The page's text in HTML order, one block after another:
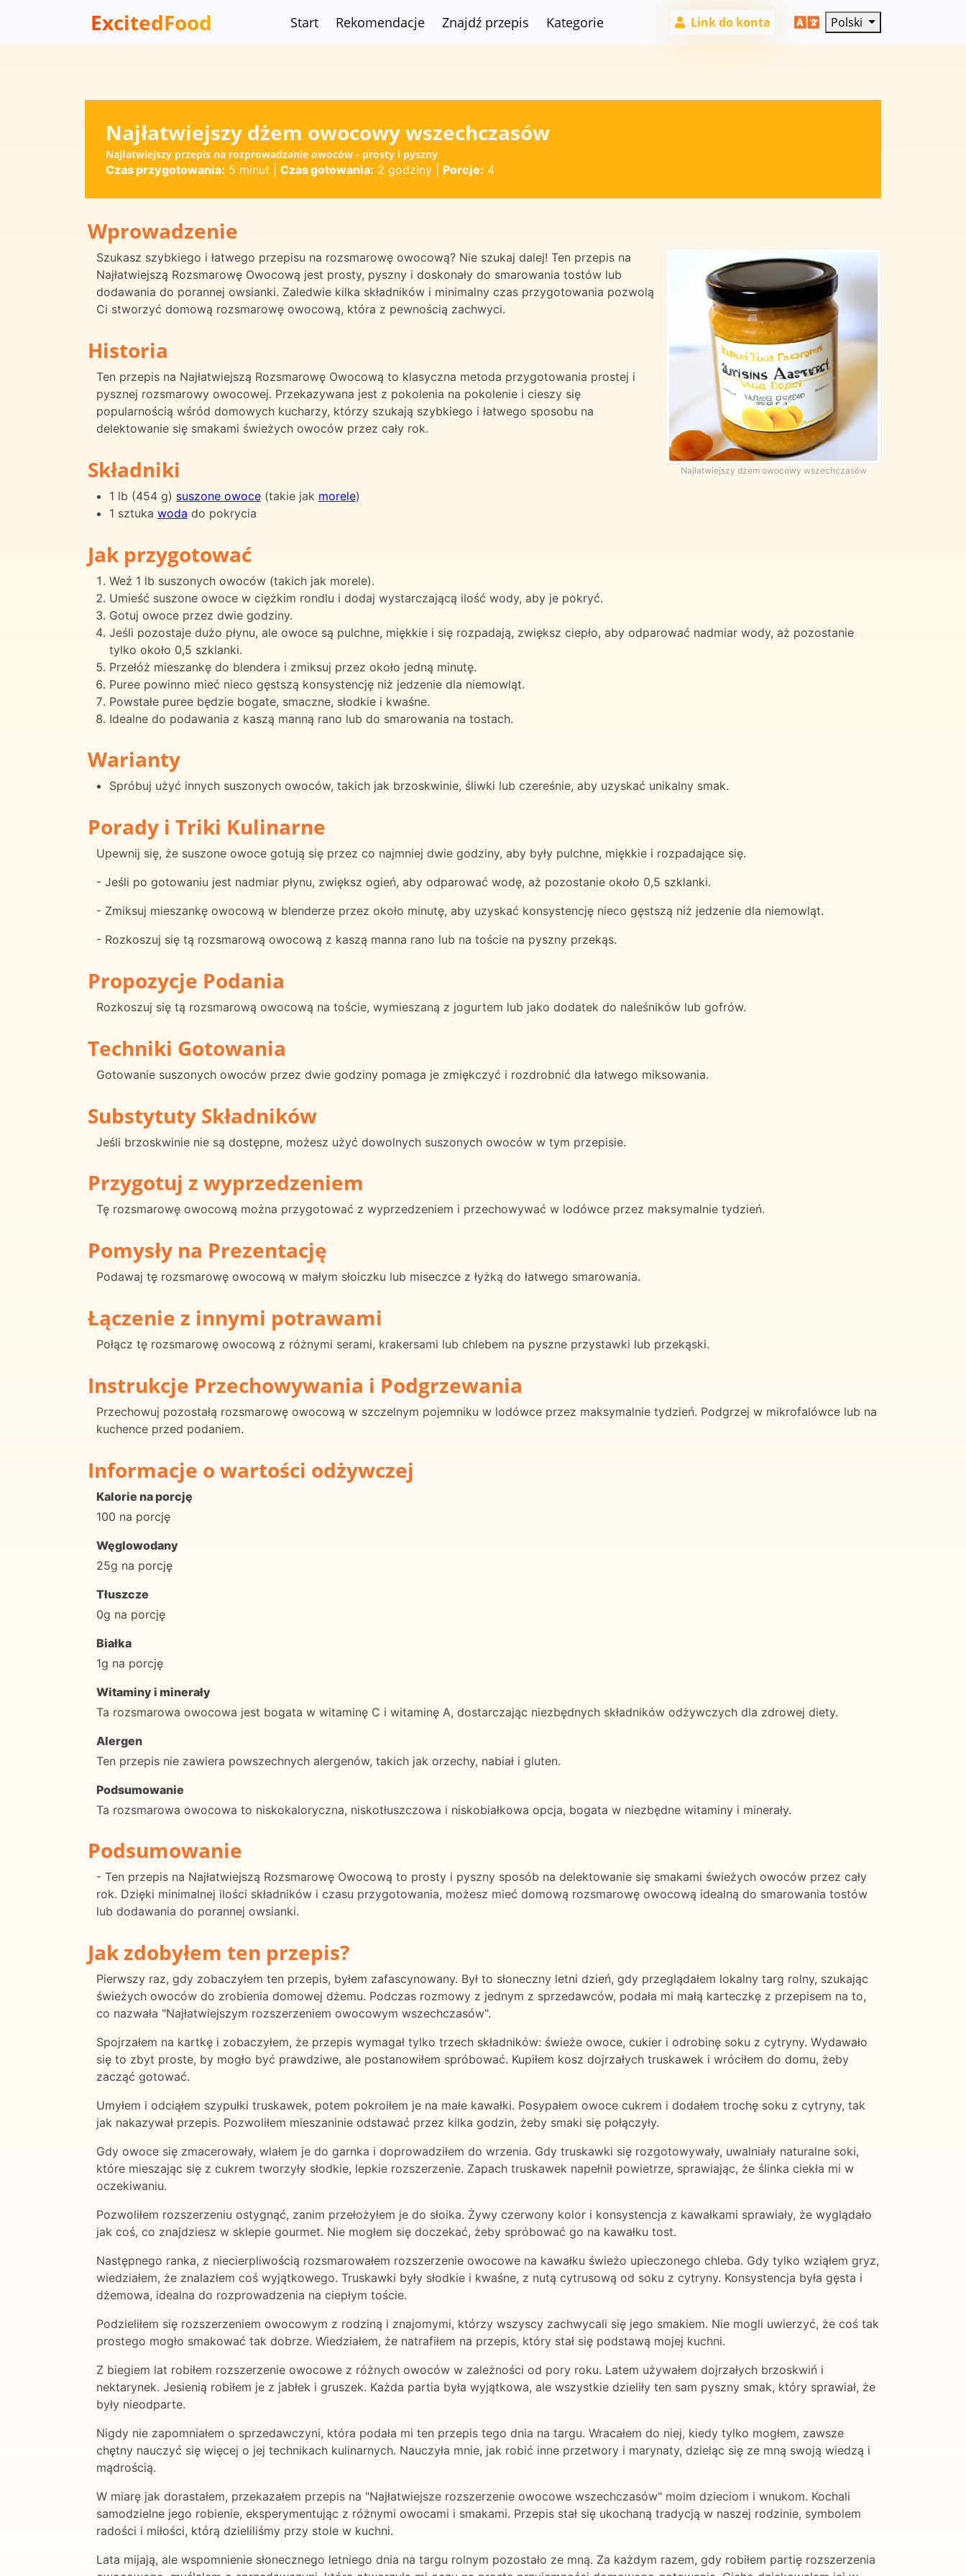
ExcitedFood Start Rekomendacje Znajdź przepis Kategorie Link do konta Polski
Najłatwiejszy dżem owocowy wszechczasów
Najłatwiejszy przepis na rozprowadzanie owoców - prosty i pyszny
Czas przygotowania: 5 minut Czas gotowania: 2 godziny| Porcje: 4
Wprowadzenie
Najłatwiejszy dżem owocowy wszechczasów
Szukasz szybkiego i łatwego przepisu na rozsmarowę owocową? Nie szukaj dalej! Ten przepis na
Najłatwiejszą Rozsmarowę Owocową jest prosty, pyszny i doskonały do smarowania tostów lub
dodawania do porannej owsianki. Zaledwie kilka składników i minimalny czas przygotowania pozwolą
Ci stworzyć domową rozsmarowę owocową, która z pewnością zachwyci.
Historia
Ten przepis na Najłatwiejszą Rozsmarowę Owocową to klasyczna metoda przygotowania prostej i
pysznej rozsmarowy owocowej. Przekazywana jest z pokolenia na pokolenie i cieszy się
popularnością wśród domowych kucharzy, którzy szukają szybkiego i łatwego sposobu na
delektowanie się smakami świeżych owoców przez cały rok.
Składniki
1 lb (454 g) suszone owoce(takie jak morele)
1 sztuka woda do pokrycia
Jak przygotować
Weź 1 lb suszonych owoców (takich jak morele).
Umieść suszone owoce w ciężkim rondlu i dodaj wystarczającą ilość wody, aby je pokryć.
Gotuj owoce przez dwie godziny.
Jeśli pozostaje dużo płynu, ale owoce są pulchne, miękkie i się rozpadają, zwiększ ciepło, aby odparować nadmiar wody, aż pozostanie
tylko około 0,5 szklanki.
Przełóż mieszankę do blendera i zmiksuj przez około jedną minutę.
Puree powinno mieć nieco gęstszą konsystencję niż jedzenie dla niemowląt.
Powstałe puree będzie bogate, smaczne, słodkie i kwaśne.
Idealne do podawania z kaszą manną rano lub do smarowania na tostach.
Warianty
Spróbuj użyć innych suszonych owoców, takich jak brzoskwinie, śliwki lub czereśnie, aby uzyskać unikalny smak.
Porady i Triki Kulinarne
Upewnij się, że suszone owoce gotują się przez co najmniej dwie godziny, aby były pulchne, miękkie i rozpadające się.
- Jeśli po gotowaniu jest nadmiar płynu, zwiększ ogień, aby odparować wodę, aż pozostanie około 0,5 szklanki.
- Zmiksuj mieszankę owocową w blenderze przez około minutę, aby uzyskać konsystencję nieco gęstszą niż jedzenie dla niemowląt.
- Rozkoszuj się tą rozsmarową owocową z kaszą manna rano lub na toście na pyszny przekąs.
Propozycje Podania
Rozkoszuj się tą rozsmarową owocową na toście, wymieszaną z jogurtem lub jako dodatek do naleśników lub gofrów.
Techniki Gotowania
Gotowanie suszonych owoców przez dwie godziny pomaga je zmiękczyć i rozdrobnić dla łatwego miksowania.
Substytuty Składników
Jeśli brzoskwinie nie są dostępne, możesz użyć dowolnych suszonych owoców w tym przepisie.
Przygotuj z wyprzedzeniem
Tę rozsmarowę owocową można przygotować z wyprzedzeniem i przechowywać w lodówce przez maksymalnie tydzień.
Pomysły na Prezentację
Podawaj tę rozsmarowę owocową w małym słoiczku lub miseczce z łyżką do łatwego smarowania.
Łączenie z innymi potrawami
Połącz tę rozsmarowę owocową z różnymi serami, krakersami lub chlebem na pyszne przystawki lub przekąski.
Instrukcje Przechowywania i Podgrzewania
Przechowuj pozostałą rozsmarowę owocową w szczelnym pojemniku w lodówce przez maksymalnie tydzień. Podgrzej w mikrofalówce lub na
kuchence przed podaniem.
Informacje o wartości odżywczej
Kalorie na porcję
100 na porcję
Węglowodany
25g na porcję
Tłuszcze
0g na porcję
Białka
1g na porcję
Witaminy i minerały
Ta rozsmarowa owocowa jest bogata w witaminę C i witaminę A, dostarczając niezbędnych składników odżywczych dla zdrowej diety.
Alergen
Ten przepis nie zawiera powszechnych alergenów, takich jak orzechy, nabiał i gluten.
Podsumowanie
Ta rozsmarowa owocowa to niskokaloryczna, niskotłuszczowa i niskobiałkowa opcja, bogata w niezbędne witaminy i minerały.
Podsumowanie
- Ten przepis na Najłatwiejszą Rozsmarowę Owocową to prosty i pyszny sposób na delektowanie się smakami świeżych owoców przez cały
rok. Dzięki minimalnej ilości składników i czasu przygotowania, możesz mieć domową rozsmarowę owocową idealną do smarowania tostów
lub dodawania do porannej owsianki.
Jak zdobyłem ten przepis?
Pierwszy raz, gdy zobaczyłem ten przepis, byłem zafascynowany. Był to słoneczny letni dzień, gdy przeglądałem lokalny targ rolny, szukając
świeżych owoców do zrobienia domowej dżemu. Podczas rozmowy z jednym z sprzedawców, podała mi małą karteczkę z przepisem na to,
co nazwała "Najłatwiejszym rozszerzeniem owocowym wszechczasów".
Spojrzałem na kartkę i zobaczyłem, że przepis wymagał tylko trzech składników: świeże owoce, cukier i odrobinę soku z cytryny. Wydawało
się to zbyt proste, by mogło być prawdziwe, ale postanowiłem spróbować. Kupiłem kosz dojrzałych truskawek i wróciłem do domu, żeby
zacząć gotować.
Umyłem i odciąłem szypułki truskawek, potem pokroiłem je na małe kawałki. Posypałem owoce cukrem i dodałem trochę soku z cytryny, tak
jak nakazywał przepis. Pozwoliłem mieszaninie odstawać przez kilka godzin, żeby smaki się połączyły.
Gdy owoce się zmacerowały, wlałem je do garnka i doprowadziłem do wrzenia. Gdy truskawki się rozgotowywały, uwalniały naturalne soki,
które mieszając się z cukrem tworzyły słodkie, lepkie rozszerzenie. Zapach truskawek napełnił powietrze, sprawiając, że ślinka ciekła mi w
oczekiwaniu.
Pozwoliłem rozszerzeniu ostygnąć, zanim przełożyłem je do słoika. Żywy czerwony kolor i konsystencja z kawałkami sprawiały, że wyglądało
jak coś, co znajdziesz w sklepie gourmet. Nie mogłem się doczekać, żeby spróbować go na kawałku tost.
Następnego ranka, z niecierpliwością rozsmarowałem rozszerzenie owocowe na kawałku świeżo upieczonego chleba. Gdy tylko wziąłem gryz,
wiedziałem, że znalazłem coś wyjątkowego. Truskawki były słodkie i kwaśne, z nutą cytrusową od soku z cytryny. Konsystencja była gęsta i
dżemowa, idealna do rozprowadzenia na ciepłym toście.
Podzieliłem się rozszerzeniem owocowym z rodziną i znajomymi, którzy wszyscy zachwycali się jego smakiem. Nie mogli uwierzyć, że coś tak
prostego mogło smakować tak dobrze. Wiedziałem, że natrafiłem na przepis, który stał się podstawą mojej kuchni.
Z biegiem lat robiłem rozszerzenie owocowe z różnych owoców w zależności od pory roku. Latem używałem dojrzałych brzoskwiń i
nektarynek. Jesienią robiłem je z jabłek i gruszek. Każda partia była wyjątkowa, ale wszystkie dzieliły ten sam pyszny smak, który sprawiał, że
były nieodparte.
Nigdy nie zapomniałem o sprzedawczyni, która podała mi ten przepis tego dnia na targu. Wracałem do niej, kiedy tylko mogłem, zawsze
chętny nauczyć się więcej o jej technikach kulinarnych. Nauczyła mnie, jak robić inne przetwory i marynaty, dzieląc się ze mną swoją wiedzą i
mądrością.
W miarę jak dorastałem, przekazałem przepis na "Najłatwiejsze rozszerzenie owocowe wszechczasów" moim dzieciom i wnukom. Kochali
samodzielne jego robienie, eksperymentując z różnymi owocami i smakami. Przepis stał się ukochaną tradycją w naszej rodzinie, symbolem
radości i miłości, którą dzieliliśmy przy stole w kuchni.
Lata mijają, ale wspomnienie słonecznego letniego dnia na targu rolnym pozostało ze mną. Za każdym razem, gdy robiłem partię rozszerzenia